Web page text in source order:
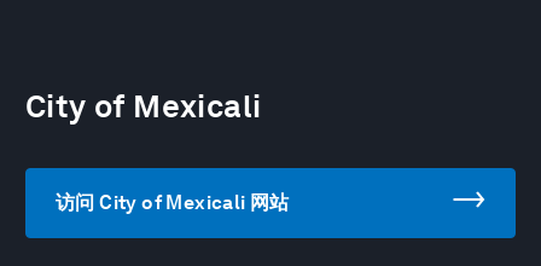
City of Mexicali
访问 City of Mexicali 网站